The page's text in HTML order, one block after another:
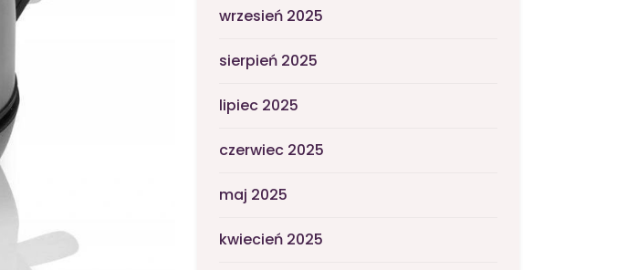
wrzesień 2025
sierpień 2025
lipiec 2025
czerwiec 2025
maj 2025
kwiecień 2025